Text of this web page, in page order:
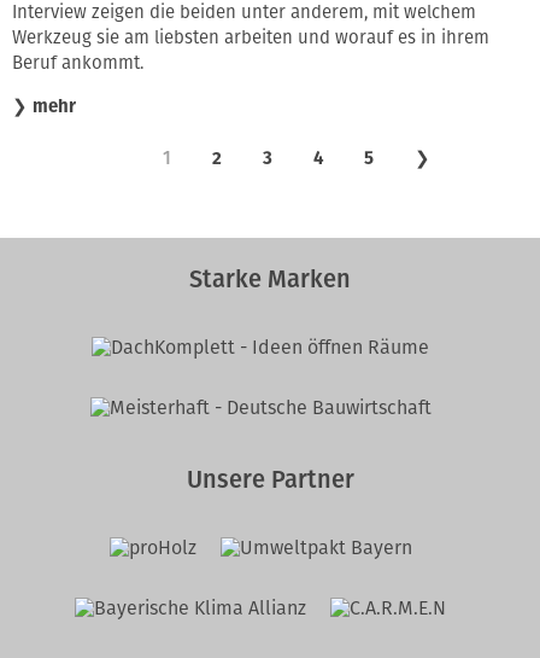
Interview zeigen die beiden unter anderem, mit welchem
Werkzeug sie am liebsten arbeiten und worauf es in ihrem
Beruf ankommt.
❯ mehr
1 2 3 4 5 ❯
Starke Marken
Unsere Partner